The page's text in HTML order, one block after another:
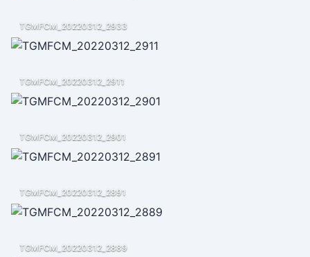
TGMFCM_20220312_2933
TGMFCM_20220312_2911
TGMFCM_20220312_2901
TGMFCM_20220312_2891
TGMFCM_20220312_2889